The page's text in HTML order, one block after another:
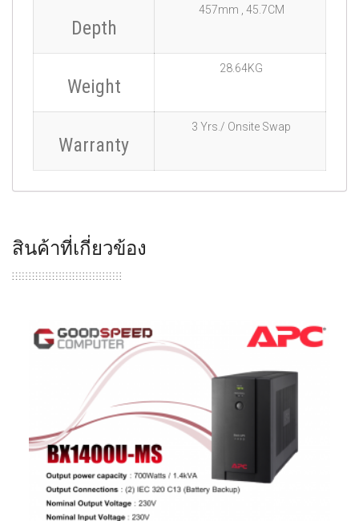
Depth
457mm , 45.7CM
Weight
28.64KG
Warranty
3 Yrs./ Onsite Swap
สินค้าที่เกี่ยวข้อง